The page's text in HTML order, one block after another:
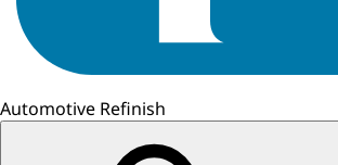
Automotive Refinish